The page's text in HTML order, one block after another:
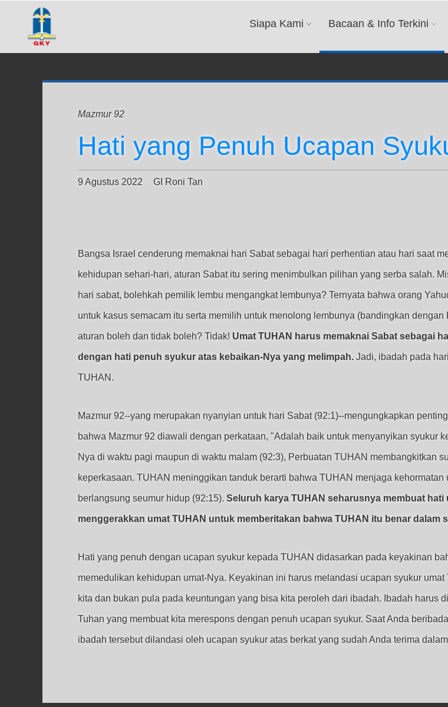
Siapa Kami Bacaan & Info Terkini
Mazmur 92
Hati yang Penuh Ucapan
9 Agustus 2022 GI Roni Tan
Bangsa Israel cenderung memaknai hari Sabat sebagai hari perhentian atau hari saat
kehidupan sehari-hari, aturan Sabat itu sering menimbulkan pilihan yang serba salah.
hari sabat, bolehkah pemilik lembu mengangkat lembunya? Ternyata bahwa orang
untuk kasus semacam itu serta memilih untuk menolong lembunya (bandingkan
aturan boleh dan tidak boleh? Tidak! Umat TUHAN harus memaknai Sabat sebagai
dengan hati penuh syukur atas kebaikan-Nya yang melimpah. Jadi, ibadah pada
TUHAN.
Mazmur 92--yang merupakan nyanyian untuk hari Sabat (92:1)--mengungkapkan
bahwa Mazmur 92 diawali dengan perkataan, "Adalah baik untuk menyanyikan syukur
Nya di waktu pagi maupun di waktu malam (92:3), Perbuatan TUHAN membangkitkan
keperkasaan. TUHAN meninggikan tanduk berarti bahwa TUHAN menjaga
berlangsung seumur hidup (92:15). Seluruh karya TUHAN seharusnya membuat
menggerakkan umat TUHAN untuk memberitakan bahwa TUHAN itu benar dalam
Hati yang penuh dengan ucapan syukur kepada TUHAN didasarkan pada keyakinan
memedulikan kehidupan umat-Nya. Keyakinan ini harus melandasi ucapan syukur
kita dan bukan pula pada keuntungan yang bisa kita peroleh dari ibadah. Ibadah harus
Tuhan yang membuat kita merespons dengan penuh ucapan syukur. Saat Anda
ibadah tersebut dilandasi oleh ucapan syukur atas berkat yang sudah Anda terima